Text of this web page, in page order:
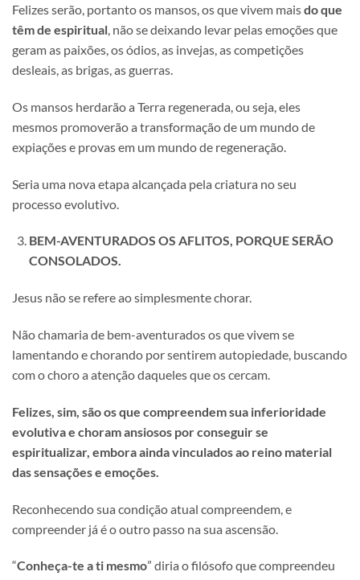
Felizes serão, portanto os mansos, os que vivem maisdo que
têm de espiritual, não se deixando levar pelas emoções que
geram as paixões, os ódios, as invejas, as competições
desleais, as brigas, as guerras.
Os mansos herdarão a Terra regenerada, ou seja, eles
mesmos promoverão a transformação de um mundo de
expiações e provas em um mundo de regeneração.
Seria uma nova etapa alcançada pela criatura no seu
processo evolutivo.
BEM-AVENTURADOS OS AFLITOS, PORQUE SERÃO
CONSOLADOS.
Jesus não se refere ao simplesmente chorar.
Não chamaria de bem-aventurados os que vivem se
lamentando e chorando por sentirem autopiedade, buscando
com o choro a atenção daqueles que os cercam.
Felizes, sim, são os que compreendem sua inferioridade
evolutiva e choram ansiosos por conseguir se
espiritualizar, embora ainda vinculados ao reino material
das sensações e emoções.
Reconhecendo sua condição atual compreendem, e
compreender já é o outro passo na sua ascensão.
“Conheça-te a ti mesmo” diria o filósofo que compreendeu